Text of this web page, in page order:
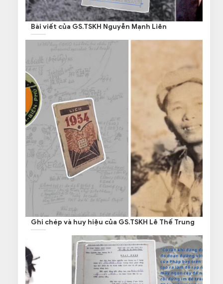
Bài viết của GS.TSKH Nguyễn Mạnh Liên
Ghi chép và huy hiệu của GS.TSKH Lê Thế Trung